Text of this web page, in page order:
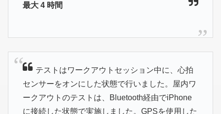
最大 4 時間
テストはワークアウトセッション中に、心拍
センサーをオンにした状態で行いました。屋内ワ
ークアウトのテストは、Bluetooth経由でiPhone
に接続した状態で実施しました。GPSを使用した